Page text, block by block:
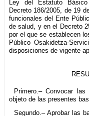
Ley del Estatuto
Decreto 186/2005, de 19
funcionales del Ente
de salud, y en el Decreto
por el que se establecen
Público Osakidetza-
disposiciones de vigente
Primero.– Convocar
objeto de las presentes
Segundo.– Aprobar las